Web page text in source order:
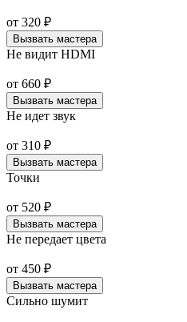
от 320 ₽
Вызвать мастера
Не видит HDMI
от 660 ₽
Вызвать мастера
Не идет звук
от 310 ₽
Вызвать мастера
Точки
от 520 ₽
Вызвать мастера
Не передает цвета
от 450 ₽
Вызвать мастера
Сильно шумит